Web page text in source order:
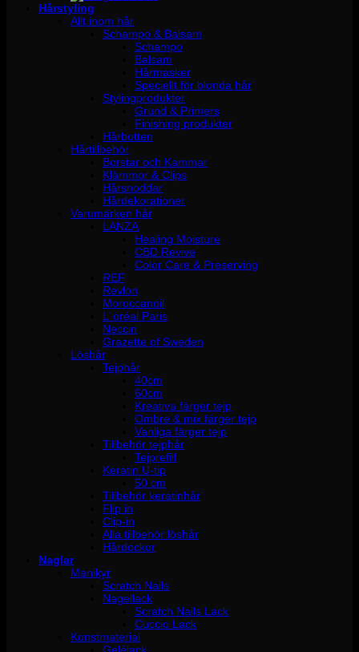
Hårstyling
Allt inom hår
Schampo & Balsam
Schampo
Balsam
Hårmasker
Speciellt för blonda hår
Stylingprodukter
Grund & Primers
Finishing produkter
Hårbotten
Hårtillbehör
Borstar och Kammar
Klämmor & Clips
Hårsnoddar
Hårdekorationer
Varumärken hår
LANZA
Healing Moisture
CBD Revive
Color Care & Preserving
REF
Revlon
Moroccanoil
L´oréal Paris
Neccin
Grazette of Sweden
Löshår
Tejphår
40cm
60cm
Kreativa färger tejp
Ombre & mix färger tejp
Vanliga färger tejp
Tillbehör tejphår
Tejprefill
Keratin U-tip
50 cm
Tillbehör keratinhår
Flip in
Clip-in
Alla tillbehör löshår
Hårdockor
Naglar
Manikyr
Scratch Nails
Nagellack
Scratch Nails Lack
Cuccio Lack
Konstmaterial
Gelélack